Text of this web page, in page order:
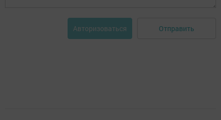
Авторизоваться Отправить